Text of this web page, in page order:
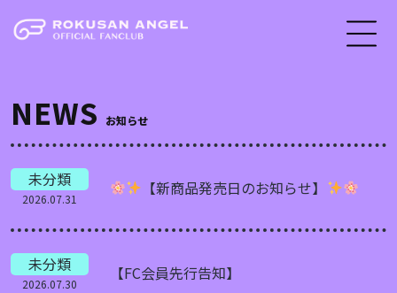
NEWS お知らせ
未分類
2026.07.31
【新商品発売日のお知らせ】
未分類
2026.07.30
【FC会員先行告知】